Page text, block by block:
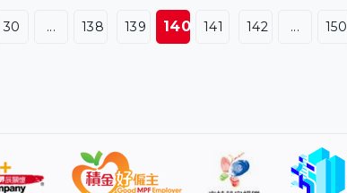
名老師傅是抖音博主「太極實戰谷師父」，曾上載多條以
「如何用太極拳打敗拳王泰臣」為主題的影片，教導如何
堅信太極可打敗拳擊 為了證明其實戰能力，「谷師父」帶
同攝影團隊到一間拳館「踢館」，與一名年輕拳手對賽，
賽前更安慰對手不要害怕，如果擔心隨時可以認輸。拳賽
30 ... 138 139 140 141 142 ... 150